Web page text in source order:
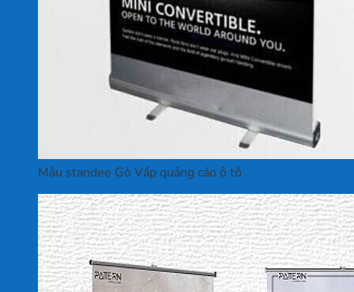
Mẫu standee Gò Vấp quảng cáo ô tô